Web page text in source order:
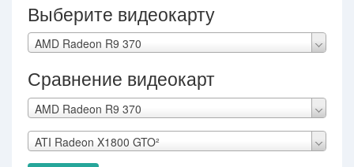
Выберите видеокарту
AMD Radeon R9 370
Сравнение видеокарт
AMD Radeon R9 370
ATI Radeon X1800 GTO²